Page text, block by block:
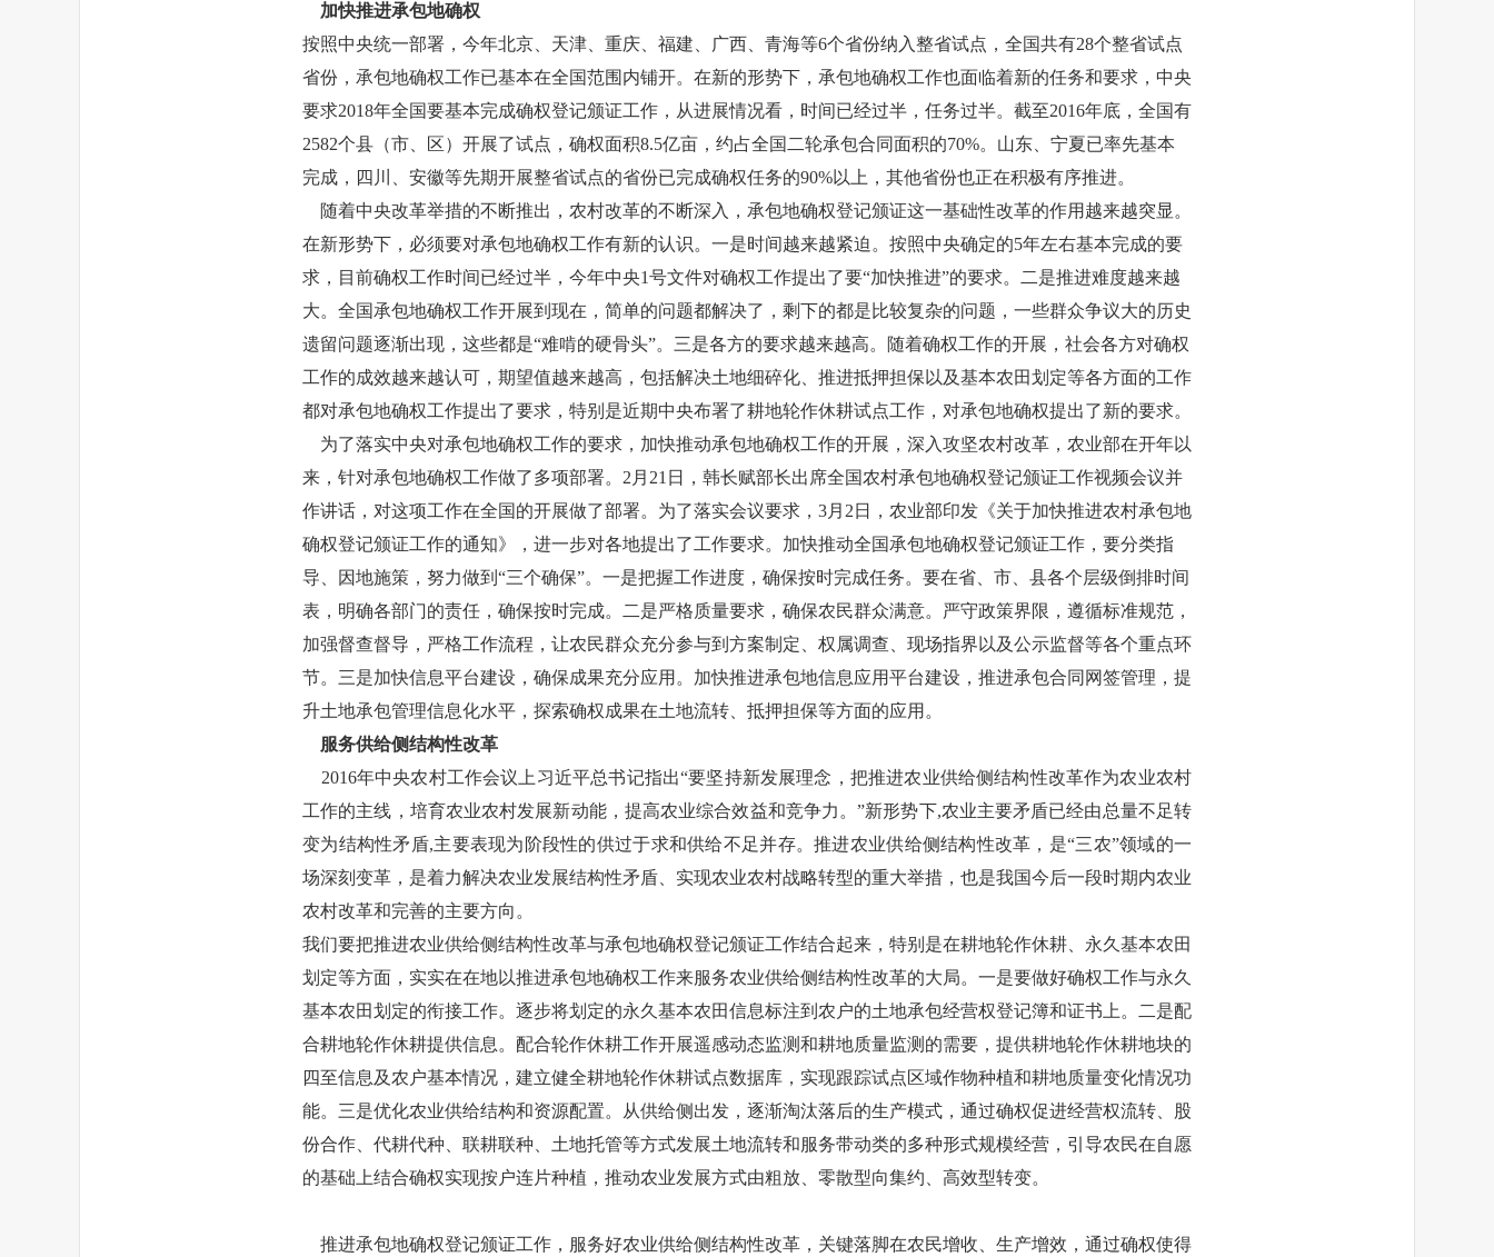
加快推进承包地确权
按照中央统一部署，今年北京、天津、重庆、福建、广西、青海等6个省份纳入整省试点，全国共有28个整省试点
省份，承包地确权工作已基本在全国范围内铺开。在新的形势下，承包地确权工作也面临着新的任务和要求，中央
要求2018年全国要基本完成确权登记颁证工作，从进展情况看，时间已经过半，任务过半。截至2016年底，全国有
2582个县（市、区）开展了试点，确权面积8.5亿亩，约占全国二轮承包合同面积的70%。山东、宁夏已率先基本
完成，四川、安徽等先期开展整省试点的省份已完成确权任务的90%以上，其他省份也正在积极有序推进。
随着中央改革举措的不断推出，农村改革的不断深入，承包地确权登记颁证这一基础性改革的作用越来越突显。
在新形势下，必须要对承包地确权工作有新的认识。一是时间越来越紧迫。按照中央确定的5年左右基本完成的要
求，目前确权工作时间已经过半，今年中央1号文件对确权工作提出了要“加快推进”的要求。二是推进难度越来越
大。全国承包地确权工作开展到现在，简单的问题都解决了，剩下的都是比较复杂的问题，一些群众争议大的历史
遗留问题逐渐出现，这些都是“难啃的硬骨头”。三是各方的要求越来越高。随着确权工作的开展，社会各方对确权
工作的成效越来越认可，期望值越来越高，包括解决土地细碎化、推进抵押担保以及基本农田划定等各方面的工作
都对承包地确权工作提出了要求，特别是近期中央布署了耕地轮作休耕试点工作，对承包地确权提出了新的要求。
为了落实中央对承包地确权工作的要求，加快推动承包地确权工作的开展，深入攻坚农村改革，农业部在开年以
来，针对承包地确权工作做了多项部署。2月21日，韩长赋部长出席全国农村承包地确权登记颁证工作视频会议并
作讲话，对这项工作在全国的开展做了部署。为了落实会议要求，3月2日，农业部印发《关于加快推进农村承包地
确权登记颁证工作的通知》，进一步对各地提出了工作要求。加快推动全国承包地确权登记颁证工作，要分类指
导、因地施策，努力做到“三个确保”。一是把握工作进度，确保按时完成任务。要在省、市、县各个层级倒排时间
表，明确各部门的责任，确保按时完成。二是严格质量要求，确保农民群众满意。严守政策界限，遵循标准规范，
加强督查督导，严格工作流程，让农民群众充分参与到方案制定、权属调查、现场指界以及公示监督等各个重点环
节。三是加快信息平台建设，确保成果充分应用。加快推进承包地信息应用平台建设，推进承包合同网签管理，提
升土地承包管理信息化水平，探索确权成果在土地流转、抵押担保等方面的应用。
服务供给侧结构性改革
2016年中央农村工作会议上习近平总书记指出“要坚持新发展理念，把推进农业供给侧结构性改革作为农业农村
工作的主线，培育农业农村发展新动能，提高农业综合效益和竞争力。”新形势下,农业主要矛盾已经由总量不足转
变为结构性矛盾,主要表现为阶段性的供过于求和供给不足并存。推进农业供给侧结构性改革，是“三农”领域的一
场深刻变革，是着力解决农业发展结构性矛盾、实现农业农村战略转型的重大举措，也是我国今后一段时期内农业
农村改革和完善的主要方向。
我们要把推进农业供给侧结构性改革与承包地确权登记颁证工作结合起来，特别是在耕地轮作休耕、永久基本农田
划定等方面，实实在在地以推进承包地确权工作来服务农业供给侧结构性改革的大局。一是要做好确权工作与永久
基本农田划定的衔接工作。逐步将划定的永久基本农田信息标注到农户的土地承包经营权登记簿和证书上。二是配
合耕地轮作休耕提供信息。配合轮作休耕工作开展遥感动态监测和耕地质量监测的需要，提供耕地轮作休耕地块的
四至信息及农户基本情况，建立健全耕地轮作休耕试点数据库，实现跟踪试点区域作物种植和耕地质量变化情况功
能。三是优化农业供给结构和资源配置。从供给侧出发，逐渐淘汰落后的生产模式，通过确权促进经营权流转、股
份合作、代耕代种、联耕联种、土地托管等方式发展土地流转和服务带动类的多种形式规模经营，引导农民在自愿
的基础上结合确权实现按户连片种植，推动农业发展方式由粗放、零散型向集约、高效型转变。
推进承包地确权登记颁证工作，服务好农业供给侧结构性改革，关键落脚在农民增收、生产增效，通过确权使得